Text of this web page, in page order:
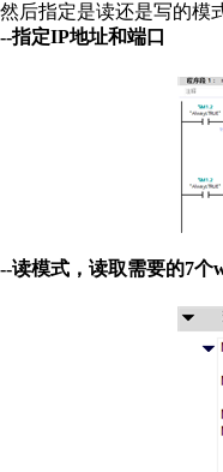
然后指定是读还是写的模
--指定IP地址和端口
--读模式，读取需要的7个